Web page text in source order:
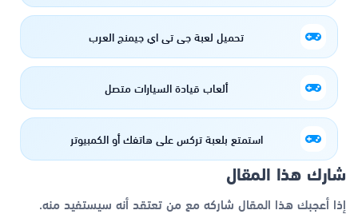
تحميل لعبة جي تي اي جيمنج العرب
ألعاب قيادة السيارات متصل
استمتع بلعبة تركس على هاتفك أو الكمبيوتر
شارك هذا المقال
إذا أعجبك هذا المقال شاركه مع من تعتقد أنه سيستفيد منه.